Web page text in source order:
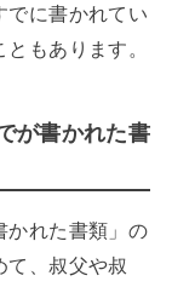
でに書かれてい
もあります。
が書かれた書
かれた書類」の
て、叔父や叔